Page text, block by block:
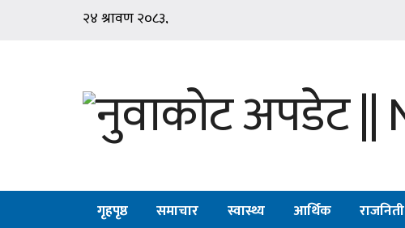
गृहपृष्ठ समाचार स्वास्थ्य आर्थिक राजनिती